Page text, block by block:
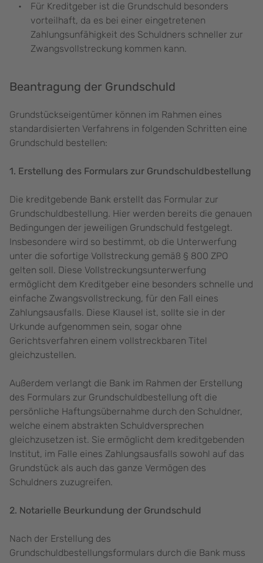
Für Kreditgeber ist die Grundschuld besonders
vorteilhaft, da es bei einer eingetretenen
Zahlungsunfähigkeit des Schuldners schneller zur
Zwangsvollstreckung kommen kann.
Beantragung der Grundschuld
Grundstückseigentümer können im Rahmen eines
standardisierten Verfahrens in folgenden Schritten eine
Grundschuld bestellen:
1. Erstellung des Formulars zur Grundschuldbestellung
Die kreditgebende Bank erstellt das Formular zur
Grundschuldbestellung. Hier werden bereits die genauen
Bedingungen der jeweiligen Grundschuld festgelegt.
Insbesondere wird so bestimmt, ob die Unterwerfung
unter die sofortige Vollstreckung gemäß § 800 ZPO
gelten soll. Diese Vollstreckungsunterwerfung
ermöglicht dem Kreditgeber eine besonders schnelle und
einfache Zwangsvollstreckung, für den Fall eines
Zahlungsausfalls. Diese Klausel ist, sollte sie in der
Urkunde aufgenommen sein, sogar ohne
Gerichtsverfahren einem vollstreckbaren Titel
gleichzustellen.
Außerdem verlangt die Bank im Rahmen der Erstellung
des Formulars zur Grundschuldbestellung oft die
persönliche Haftungsübernahme durch den Schuldner,
welche einem abstrakten Schuldversprechen
gleichzusetzen ist. Sie ermöglicht dem kreditgebenden
Institut, im Falle eines Zahlungsausfalls sowohl auf das
Grundstück als auch das ganze Vermögen des
Schuldners zuzugreifen.
2. Notarielle Beurkundung der Grundschuld
Nach der Erstellung des
Grundschuldbestellungsformulars durch die Bank muss